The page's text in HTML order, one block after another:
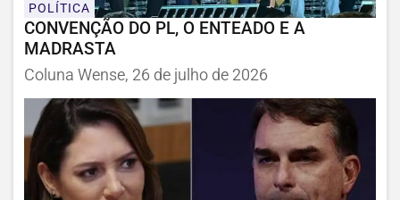
POLÍTICA
CONVENÇÃO DO PL, O ENTEADO E A
MADRASTA
Coluna Wense, 26 de julho de 2026